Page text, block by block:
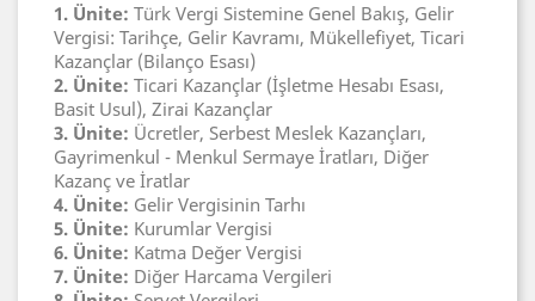
1. Ünite: Türk Vergi Sistemine Genel Bakış, Gelir
Vergisi: Tarihçe, Gelir Kavramı, Mükellefiyet, Ticari
Kazançlar (Bilanço Esası)
2. Ünite: Ticari Kazançlar (İşletme Hesabı Esası,
Basit Usul), Zirai Kazançlar
3. Ünite: Ücretler, Serbest Meslek Kazançları,
Gayrimenkul - Menkul Sermaye İratları, Diğer
Kazanç ve İratlar
4. Ünite: Gelir Vergisinin Tarhı
5. Ünite: Kurumlar Vergisi
6. Ünite: Katma Değer Vergisi
7. Ünite: Diğer Harcama Vergileri